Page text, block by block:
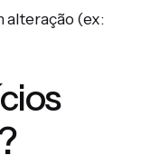
alteração (ex: